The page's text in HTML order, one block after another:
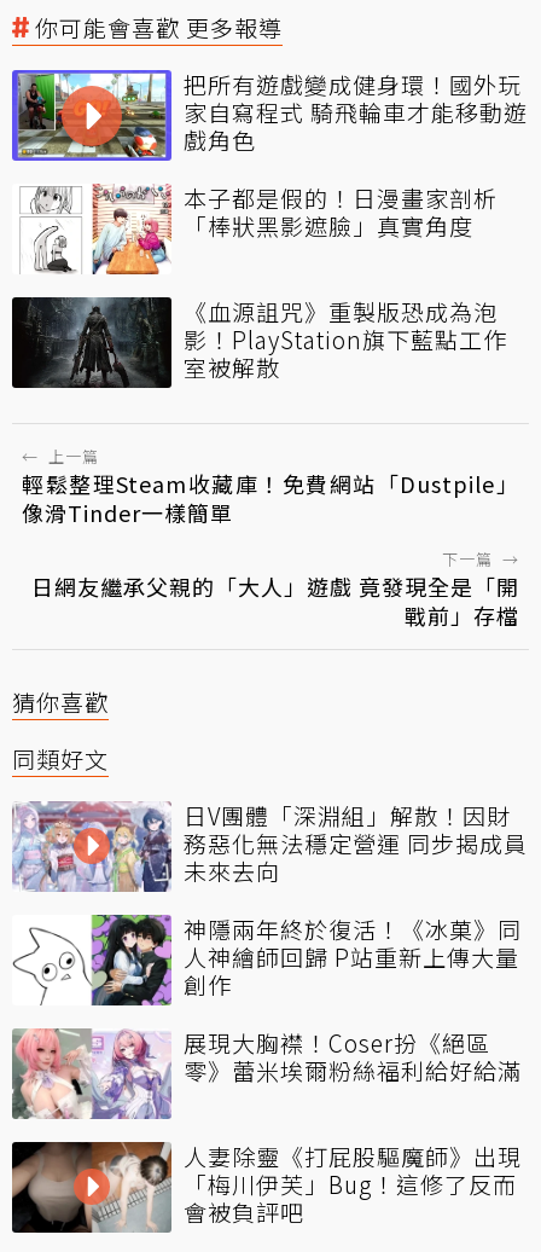
你可能會喜歡 更多報導
把所有遊戲變成健身環！國外玩
家自寫程式 騎飛輪車才能移動遊
戲角色
本子都是假的！日漫畫家剖析
「棒狀黑影遮臉」真實角度
《血源詛咒》重製版恐成為泡
影！PlayStation旗下藍點工作
室被解散
← 上一篇
輕鬆整理Steam收藏庫！免費網站「Dustpile」
像滑Tinder一樣簡單
下一篇 →
日網友繼承父親的「大人」遊戲 竟發現全是「開
戰前」存檔
猜你喜歡
同類好文
日V團體「深淵組」解散！因財
務惡化無法穩定營運 同步揭成員
未來去向
神隱兩年終於復活！《冰菓》同
人神繪師回歸 P站重新上傳大量
創作
展現大胸襟！Coser扮《絕區
零》蕾米埃爾粉絲福利給好給滿
人妻除靈《打屁股驅魔師》出現
「梅川伊芙」Bug！這修了反而
會被負評吧